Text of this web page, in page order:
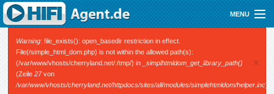
Direkt zum Inhalt
MENU
Gutscheine
Audio
Fehlermeldung
Warning: file_exists(): open_basedir restriction in effect.
File(/simple_html_dom.php) is not within the allowed path(s):
(/var/www/vhosts/cherryland.net/:/tmp/) in
_simplhtmldom_get_library_path()
(Zeile27von
/var/www/vhosts/cherryland.net/httpdocs/sites/all/modules/simplehtmldom/helper.inc).
×